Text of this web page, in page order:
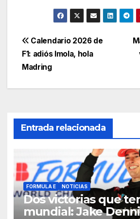
Calendario 2026 de
F1: adiós Imola, hola
Madring
Entrada relacionada
FORMULA E NOTICIAS
Dos victorias que
mundial: Jake